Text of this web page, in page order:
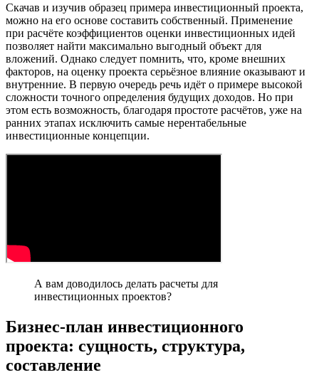
Скачав и изучив образец примера инвестиционный проекта,
можно на его основе составить собственный. Применение
при расчёте коэффициентов оценки инвестиционных идей
позволяет найти максимально выгодный объект для
вложений. Однако следует помнить, что, кроме внешних
факторов, на оценку проекта серьёзное влияние оказывают и
внутренние. В первую очередь речь идёт о примере высокой
сложности точного определения будущих доходов. Но при
этом есть возможность, благодаря простоте расчётов, уже на
ранних этапах исключить самые нерентабельные
инвестиционные концепции.
А вам доводилось делать расчеты для
инвестиционных проектов?
Бизнес-план инвестиционного
проекта: сущность, структура,
составление